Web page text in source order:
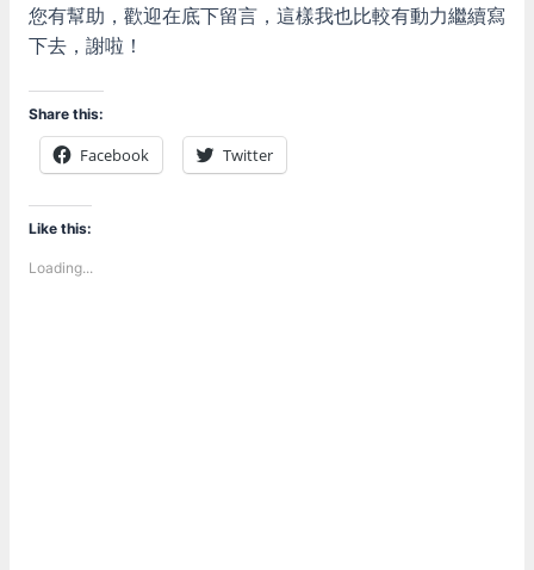
您有幫助，歡迎在底下留言，這樣我也比較有動力繼續寫
下去，謝啦！
Share this:
Facebook Twitter
Like this:
Loading...